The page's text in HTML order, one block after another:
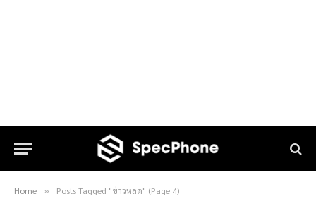
Home » Posts Tagged "ข่าวหลุด" (Page 4)